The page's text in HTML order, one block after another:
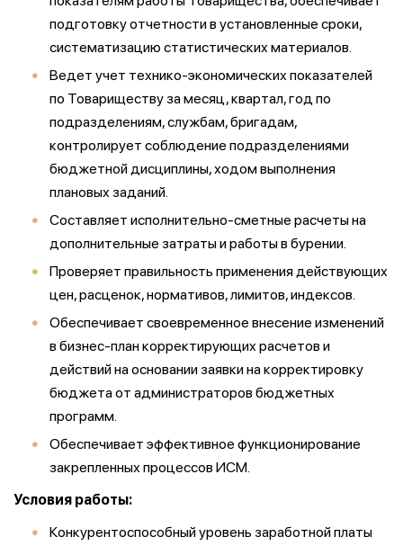
подготовку отчетности в установленные сроки,
систематизацию статистических материалов.
Ведет учет технико-экономических показателей
по Товариществу за месяц, квартал, год по
подразделениям, службам, бригадам,
контролирует соблюдение подразделениями
бюджетной дисциплины, ходом выполнения
плановых заданий.
Составляет исполнительно-сметные расчеты на
дополнительные затраты и работы в бурении.
Проверяет правильность применения действующих
цен, расценок, нормативов, лимитов, индексов.
Обеспечивает своевременное внесение изменений
в бизнес-план корректирующих расчетов и
действий на основании заявки на корректировку
бюджета от администраторов бюджетных
программ.
Обеспечивает эффективное функционирование
закрепленных процессов ИСМ.
Условия работы:
Конкурентоспособный уровень заработной платы